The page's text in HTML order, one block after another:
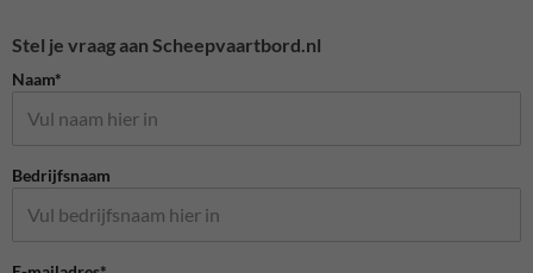
Stel je vraag aan Scheepvaartbord.nl
Naam*
Bedrijfsnaam